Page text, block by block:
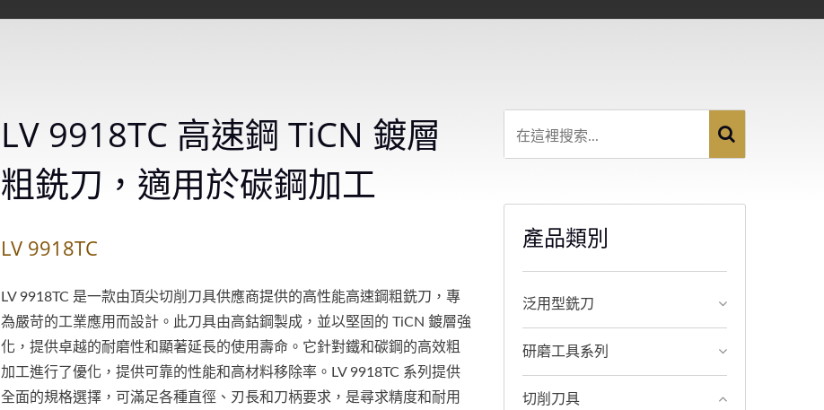
LV 9918TC 高速鋼 TiCN 鍍層
粗銑刀，適用於碳鋼加工
LV 9918TC
LV 9918TC 是一款由頂尖切削刀具供應商提供的高性能高速鋼粗銑刀，專
為嚴苛的工業應用而設計。此刀具由高鈷鋼製成，並以堅固的 TiCN 鍍層強
化，提供卓越的耐磨性和顯著延長的使用壽命。它針對鐵和碳鋼的高效粗
加工進行了優化，提供可靠的性能和高材料移除率。LV 9918TC 系列提供
全面的規格選擇，可滿足各種直徑、刃長和刀柄要求，是尋求精度和耐用
產品類別
泛用型銑刀
研磨工具系列
切削刀具